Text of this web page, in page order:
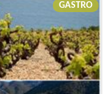
GASTRO